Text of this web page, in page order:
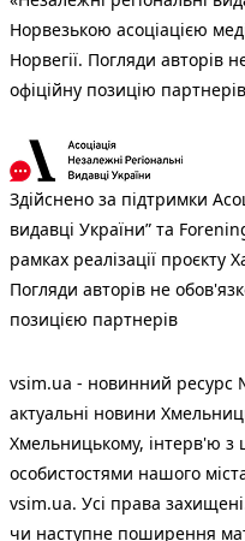
Норвезькою асоціацією
Норвегії. Погляди авторів
офіційну позицію
Здійснено за підтримки
видавці України” та
рамках реалізації проєкту
Погляди авторів не
позицією партнерів
vsim.ua - новинний ресурс
актуальні новини
Хмельницькому, інтерв'ю з
особистостями нашого
vsim.ua. Усі права
чи наступне поширення